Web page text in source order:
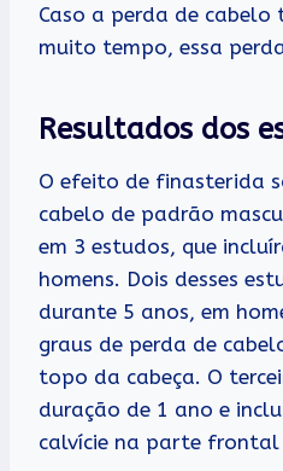
Caso a perda de
muito tempo, essa
Resultados dos
O efeito de finasterida
cabelo de padrão
em 3 estudos, que
homens. Dois desses
durante 5 anos, em
graus de perda de
topo da cabeça. O
duração de 1 ano e
calvície na parte frontal